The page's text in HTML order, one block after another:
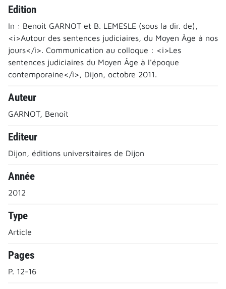
Edition
In : Benoît GARNOT et B. LEMESLE (sous la dir. de),
<i>Autour des sentences judiciaires, du Moyen Âge à nos
jours</i>. Communication au colloque : <i>Les
sentences judiciaires du Moyen Âge à l'époque
contemporaine</i>, Dijon, octobre 2011.
Auteur
GARNOT, Benoît
Editeur
Dijon, éditions universitaires de Dijon
Année
2012
Type
Article
Pages
P. 12-16